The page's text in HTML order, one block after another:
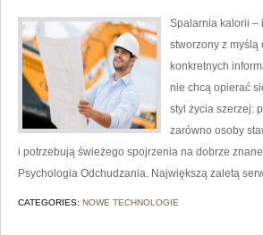
Spalarnia kalorii –
stworzony z myślą
konkretnych
nie chcą opierać
styl życia szerzej:
zarówno osoby
i potrzebują świeżego spojrzenia na dobrze
Psychologia Odchudzania. Największą zaletą
CATEGORIES: NOWE TECHNOLOGIE